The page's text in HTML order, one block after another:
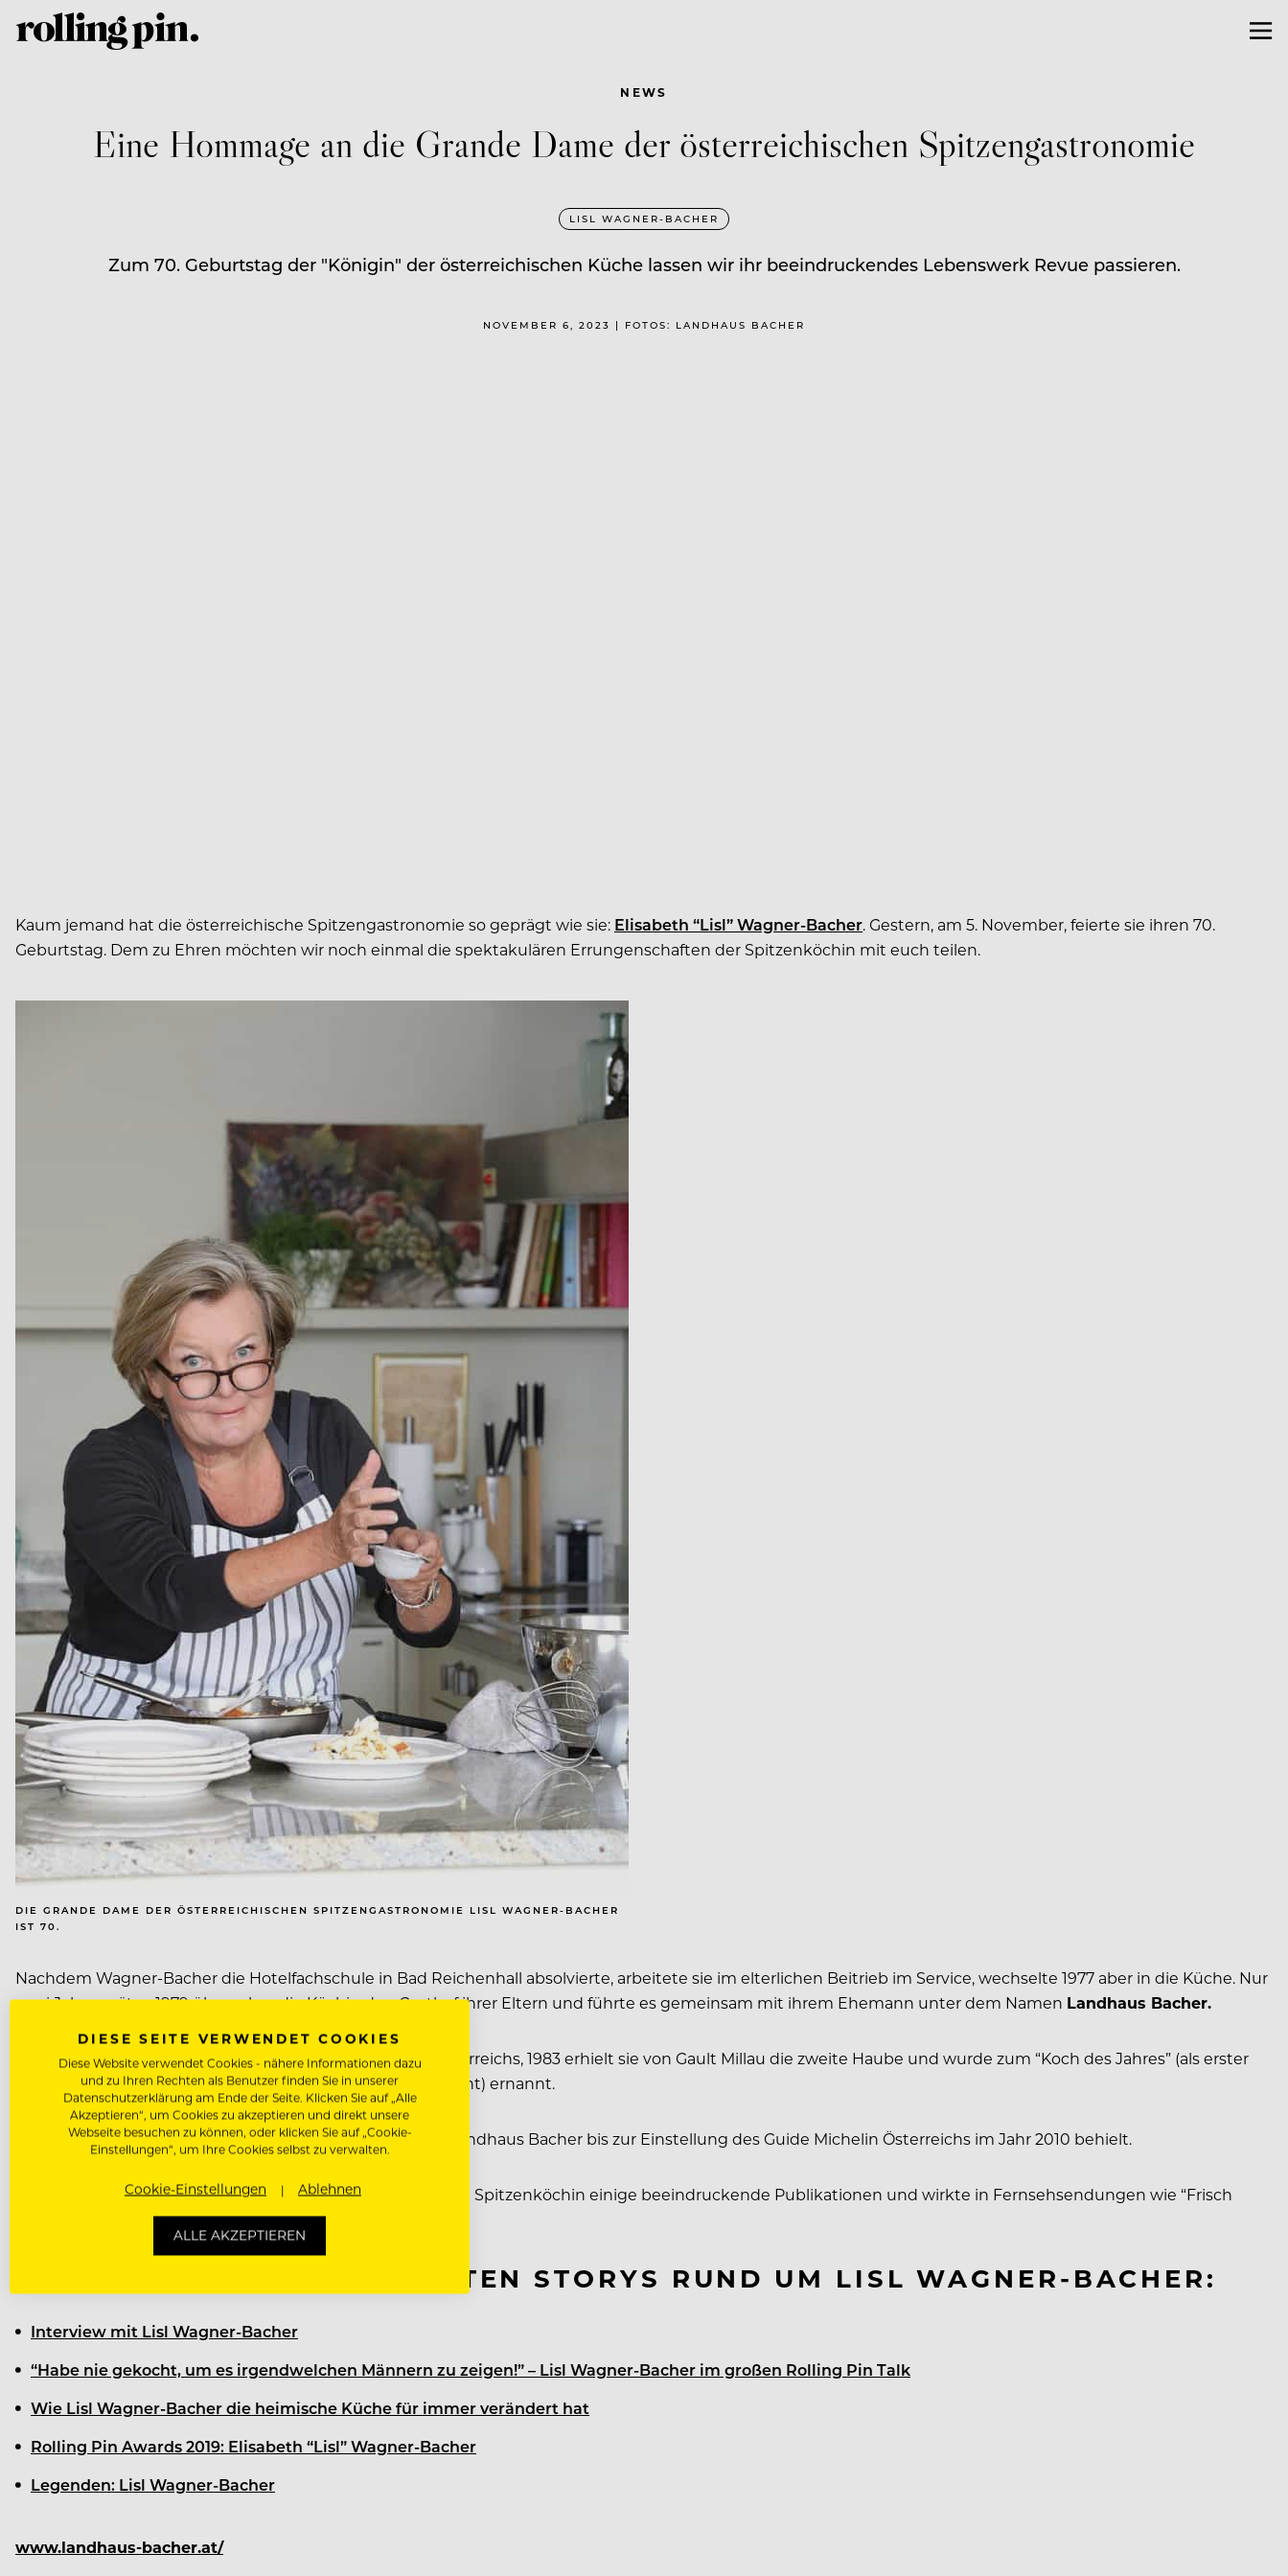
NEWS
Eine Hommage an die Grande Dame der österreichischen Spitzengastronomie
LISL WAGNER-BACHER
Zum 70. Geburtstag der "Königin" der österreichischen Küche lassen wir ihr beeindruckendes Lebenswerk Revue passieren.
NOVEMBER 6, 2023 | FOTOS: LANDHAUS BACHER
Kaum jemand hat die österreichische Spitzengastronomie so geprägt wie sie: Elisabeth “Lisl” Wagner-Bacher. Gestern, am 5. November, feierte sie ihren 70.
Geburtstag. Dem zu Ehren möchten wir noch einmal die spektakulären Errungenschaften der Spitzenköchin mit euch teilen.
DIE GRANDE DAME DER ÖSTERREICHISCHEN SPITZENGASTRONOMIE LISL WAGNER-BACHER
IST 70.
Nachdem Wagner-Bacher die Hotelfachschule in Bad Reichenhall absolvierte, arbeitete sie im elterlichen Beitrieb im Service, wechselte 1977 aber in die Küche. Nur
zwei Jahre später, 1979 übernahm die Köchin den Gasthof ihrer Eltern und führte es gemeinsam mit ihrem Ehemann unter dem Namen Landhaus Bacher.
1982 wurde Wagner-Bacher zur ersten Haubenköchin Österreichs, 1983 erhielt sie von Gault Millau die zweite Haube und wurde zum “Koch des Jahres” (als erster
österreichischer Koch – gegendert wurde damals noch nicht) ernannt.
2005 erhielt sie zwei Sterne vom Guide Michelin, die das Landhaus Bacher bis zur Einstellung des Guide Michelin Österreichs im Jahr 2010 behielt.
Neben vielen weiteren Auszeichnungen veröffentlichte die Spitzenköchin einige beeindruckende Publikationen und wirkte in Fernsehsendungen wie “Frisch
HIER SIND DIE SPANNENDSTEN STORYS RUND UM LISL WAGNER-BACHER:
Interview mit Lisl Wagner-Bacher
“Habe nie gekocht, um es irgendwelchen Männern zu zeigen!” – Lisl Wagner-Bacher im großen Rolling Pin Talk
Wie Lisl Wagner-Bacher die heimische Küche für immer verändert hat
Rolling Pin Awards 2019: Elisabeth “Lisl” Wagner-Bacher
Legenden: Lisl Wagner-Bacher
www.landhaus-bacher.at/
DIESE SEITE VERWENDET COOKIES
Diese Website verwendet Cookies - nähere Informationen dazu
und zu Ihren Rechten als Benutzer finden Sie in unserer
Datenschutzerklärung am Ende der Seite. Klicken Sie auf „Alle
Akzeptieren“, um Cookies zu akzeptieren und direkt unsere
Webseite besuchen zu können, oder klicken Sie auf „Cookie-
Einstellungen“, um Ihre Cookies selbst zu verwalten.
Cookie-Einstellungen Ablehnen
ALLE AKZEPTIEREN